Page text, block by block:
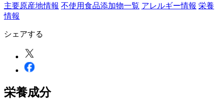
主要原産地情報 不使用食品添加物一覧 アレルギー情報 栄養
情報
シェアする
栄養成分